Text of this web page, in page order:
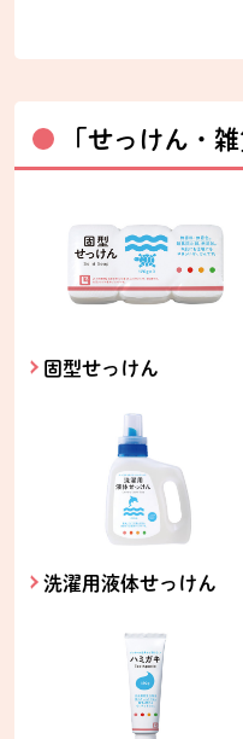
「せっけん・
固型せっけん
洗濯用液体せっけん